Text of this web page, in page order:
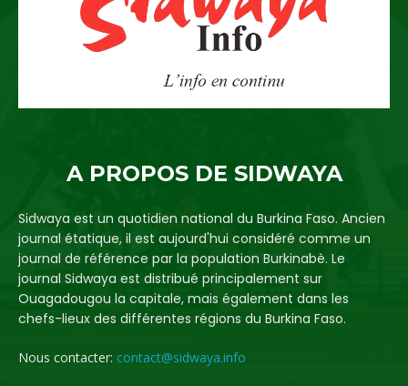
A PROPOS DE SIDWAYA
Sidwaya est un quotidien national du Burkina Faso. Ancien
journal étatique, il est aujourd'hui considéré comme un
journal de référence par la population Burkinabè. Le
journal Sidwaya est distribué principalement sur
Ouagadougou la capitale, mais également dans les
chefs-lieux des différentes régions du Burkina Faso.
Nous contacter: contact@sidwaya.info